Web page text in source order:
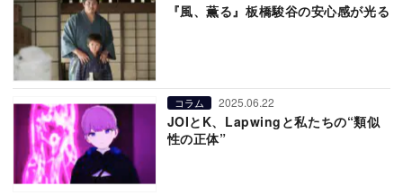
『風、薫る』板橋駿谷の安心感が光る
コラム 2025.06.22
JOIとK、Lapwingと私たちの“類似
性の正体”